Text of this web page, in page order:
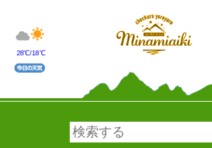
28℃/18℃